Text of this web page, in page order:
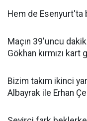
Hem de Esenyurt'ta
Maçın 39'uncu
Gökhan kırmızı kart
Bizim takım ikinci
Albayrak ile Erhan